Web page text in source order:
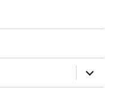
ouvrir
le
sous-